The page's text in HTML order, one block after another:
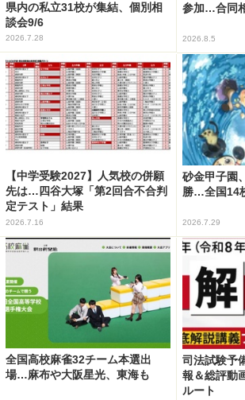
県内の私立31校が集結、個別相
談会9/6
2026.7.28
参加…合同
2026.8.5
【中学受験2027】人気校の併願
先は…四谷大塚「第2回合不合判
定テスト」結果
2026.7.16
砂金甲子園
勝…全国14
2026.7.29
全国高校麻雀32チーム本選出
場…麻布や大阪星光、東海も
司法試験予
報＆総評動
ルート